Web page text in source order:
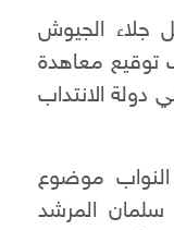
الجيوش
توقيع معاهدة
الانتداب
موضوع
سلمان المرشد